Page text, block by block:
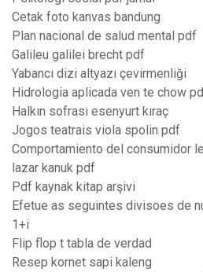
Cetak foto kanvas bandung
Plan nacional de salud mental pdf
Galileu galilei brecht pdf
Yabancı dizi altyazı çevirmenliği
Hidrologia aplicada ven te chow
Halkın sofrası esenyurt kıraç
Jogos teatrais viola spolin pdf
Comportamiento del consumidor
lazar kanuk pdf
Pdf kaynak kitap arşivi
Efetue as seguintes divisoes de
1+i
Flip flop t tabla de verdad
Resep kornet sapi kaleng